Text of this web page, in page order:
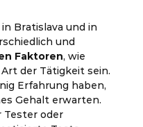
Bratislava und in
und
Faktoren, wie
der Tätigkeit sein.
Erfahrung haben,
Gehalt erwarten.
Tester oder